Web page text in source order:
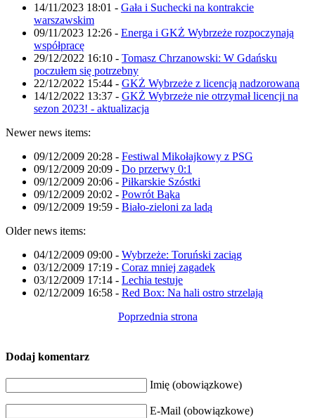
14/11/2023 18:01 - Gała i Suchecki na kontrakcie
warszawskim
09/11/2023 12:26 - Energa i GKŻ Wybrzeże rozpoczynają
współpracę
29/12/2022 16:10 - Tomasz Chrzanowski: W Gdańsku
poczułem się potrzebny
22/12/2022 15:44 - GKŻ Wybrzeże z licencją nadzorowaną
14/12/2022 13:37 - GKŻ Wybrzeże nie otrzymał licencji na
sezon 2023! - aktualizacja
Newer news items:
09/12/2009 20:28 - Festiwal Mikołajkowy z PSG
09/12/2009 20:09 - Do przerwy 0:1
09/12/2009 20:06 - Piłkarskie Szóstki
09/12/2009 20:02 - Powrót Bąka
09/12/2009 19:59 - Biało-zieloni za ladą
Older news items:
04/12/2009 09:00 - Wybrzeże: Toruński zaciąg
03/12/2009 17:19 - Coraz mniej zagadek
03/12/2009 17:14 - Lechia testuje
02/12/2009 16:58 - Red Box: Na hali ostro strzelają
Poprzednia strona
Dodaj komentarz
Imię (obowiązkowe)
E-Mail (obowiązkowe)